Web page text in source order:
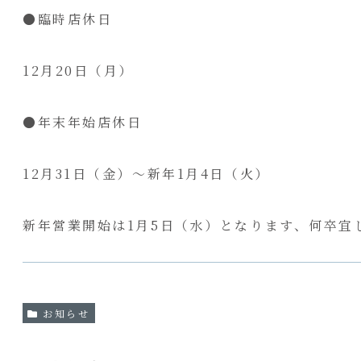
●臨時店休日
12月20日（月）
●年末年始店休日
12月31日（金）～新年1月4日（火）
新年営業開始は1月5日（水）となります、何卒宜
お知らせ